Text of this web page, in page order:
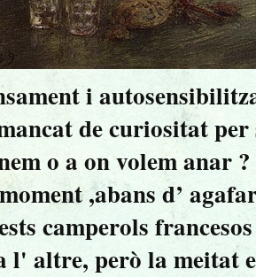
i
de curiositat per
o a on volem anar
,abans d’
camperols
l' altre, però la meitat